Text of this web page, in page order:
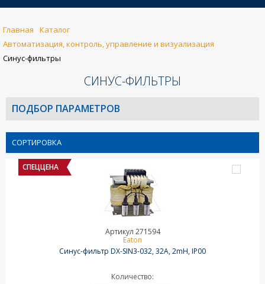
Главная
Каталог
Автоматизация, контроль, управление и визуализация
Синус-фильтры
СИНУС-ФИЛЬТРЫ
ПОДБОР ПАРАМЕТРОВ
СОРТИРОВКА
СПЕЦЦЕНА
Артикул 271594
Eaton
Синус-фильтр DX-SIN3-032, 32A, 2mH, IP00
Количество: